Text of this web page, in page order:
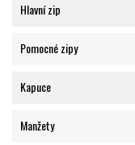
Hlavní zip
Pomocné zipy
Kapuce
Manžety